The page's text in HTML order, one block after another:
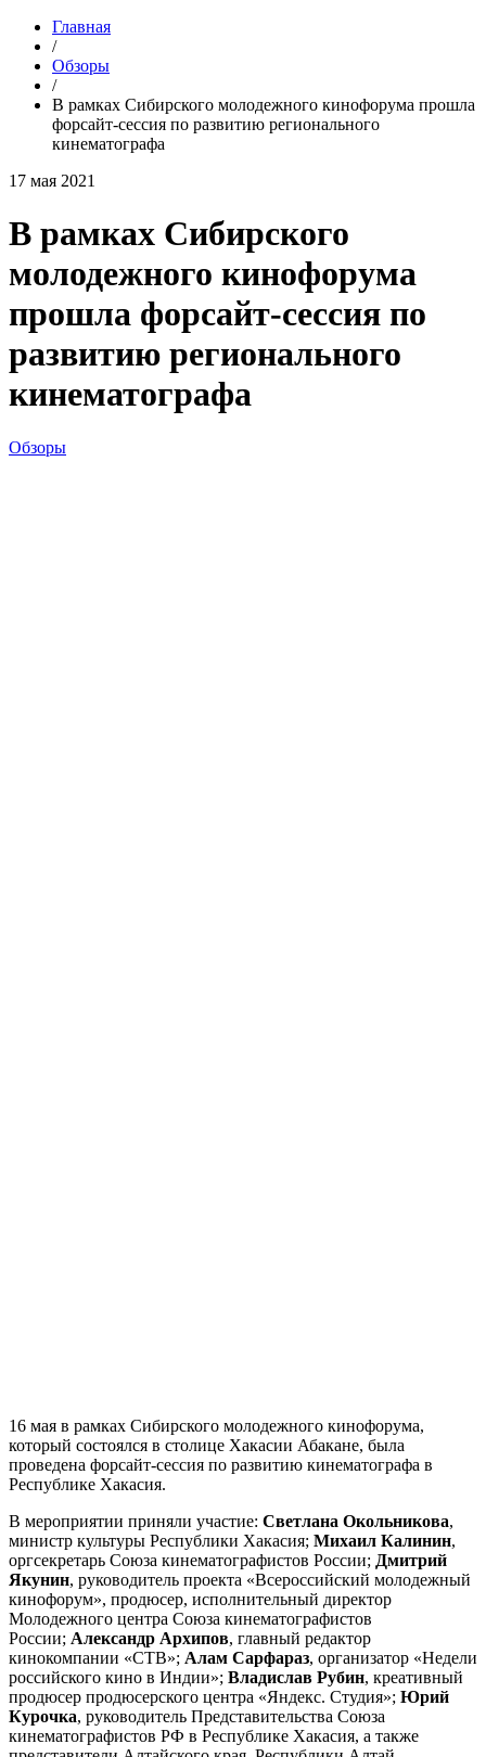
Главная
/
Обзоры
/
В рамках Сибирского молодежного кинофорума прошла
форсайт-сессия по развитию регионального
кинематографа
17 мая 2021
В рамках Сибирского
молодежного кинофорума
прошла форсайт-сессия по
развитию регионального
кинематографа
Обзоры
16 мая в рамках Сибирского молодежного кинофорума,
который состоялся в столице Хакасии Абакане, была
проведена форсайт-сессия по развитию кинематографа в
Республике Хакасия.
В мероприятии приняли участие: Светлана Окольникова,
министр культуры Республики Хакасия; Михаил Калинин,
оргсекретарь Союза кинематографистов России; Дмитрий
Якунин, руководитель проекта «Всероссийский молодежный
кинофорум», продюсер, исполнительный директор
Молодежного центра Союза кинематографистов
России; Александр Архипов, главный редактор
кинокомпании «СТВ»; Алам Сарфараз, организатор «Недели
российского кино в Индии»; Владислав Рубин, креативный
продюсер продюсерского центра «Яндекс. Студия»; Юрий
Курочка, руководитель Представительства Союза
кинематографистов РФ в Республике Хакасия, а также